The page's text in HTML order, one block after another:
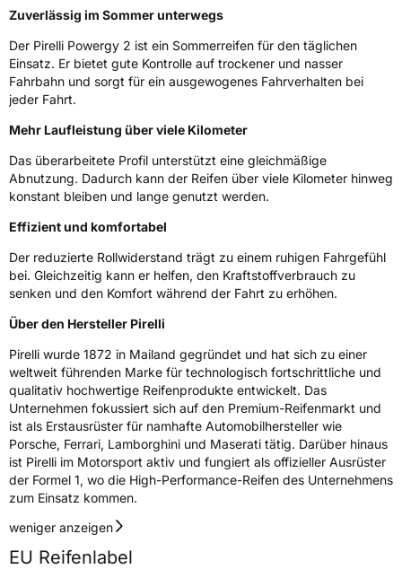
Weitere Eigenschaften
Schlauchtyp TL
VerstärktXL
FelgenschutzMFS
EU Label
EffizienzB
Rollgeräusch (Klasse)A
Rollgeräusch (dB)69
FahrzeugklasseC1
3PMSF / Schneeflockensymbol / Alpine-Symbol
Eisgrip Nein
EPREL ID2467542
Zuverlässig im Sommer unterwegs
Der Pirelli Powergy 2 ist ein Sommerreifen für den täglichen
Einsatz. Er bietet gute Kontrolle auf trockener und nasser
Fahrbahn und sorgt für ein ausgewogenes Fahrverhalten bei
jeder Fahrt.
Mehr Laufleistung über viele Kilometer
Das überarbeitete Profil unterstützt eine gleichmäßige
Abnutzung. Dadurch kann der Reifen über viele Kilometer hinweg
konstant bleiben und lange genutzt werden.
Effizient und komfortabel
Der reduzierte Rollwiderstand trägt zu einem ruhigen Fahrgefühl
bei. Gleichzeitig kann er helfen, den Kraftstoffverbrauch zu
senken und den Komfort während der Fahrt zu erhöhen.
Über den Hersteller Pirelli
Pirelli wurde 1872 in Mailand gegründet und hat sich zu einer
weltweit führenden Marke für technologisch fortschrittliche und
qualitativ hochwertige Reifenprodukte entwickelt. Das
Unternehmen fokussiert sich auf den Premium-Reifenmarkt und
ist als Erstausrüster für namhafte Automobilhersteller wie
Porsche, Ferrari, Lamborghini und Maserati tätig. Darüber hinaus
ist Pirelli im Motorsport aktiv und fungiert als offizieller Ausrüster
der Formel 1, wo die High-Performance-Reifen des Unternehmens
zum Einsatz kommen.
weniger anzeigen
EU Reifenlabel